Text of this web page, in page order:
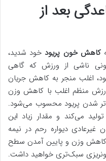
بعد از
کاهش خون پریود خود شدید،
ناشی از ورزش که گاهی
اغلب منجر به کاهش جریان
ورزش منظم اغلب با کاهش وزن
شدن پریود محسوب می‌شود.
تولید می‌کند و مقدار زیاد این
دیواره رحم در نیمه
کاهش وزن و پایین آمدن سطح
سبک‌تری خواهید داشت.